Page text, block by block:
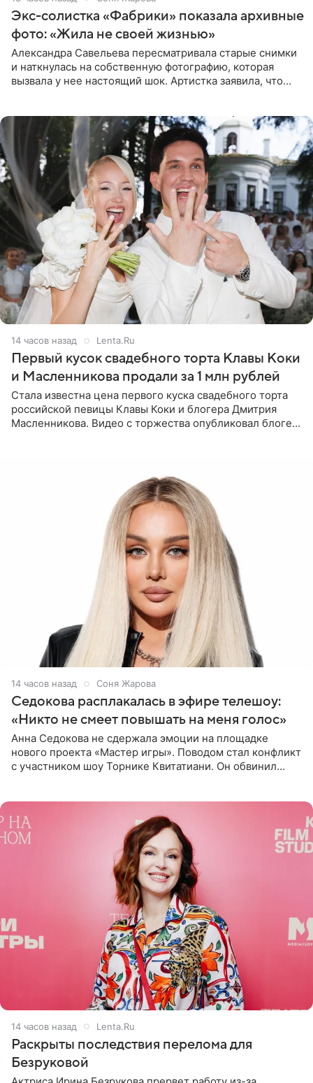
Экс-солистка «Фабрики» показала архивные
фото: «Жила не своей жизнью»
Александра Савельева пересматривала старые снимки
и наткнулась на собственную фотографию, которая
вызвала у нее настоящий шок. Артистка заявила, что
14 часов назад Lenta.Ru
Первый кусок свадебного торта Клавы Коки
и Масленникова продали за 1 млн рублей
Стала известна цена первого куска свадебного торта
российской певицы Клавы Коки и блогера Дмитрия
Масленникова. Видео с торжества опубликовал блогер
14 часов назад Соня Жарова
Седокова расплакалась в эфире телешоу:
«Никто не смеет повышать на меня голос»
Анна Седокова не сдержала эмоции на площадке
нового проекта «Мастер игры». Поводом стал конфликт
с участником шоу Торнике Квитатиани. Он обвинил
14 часов назад Lenta.Ru
Раскрыты последствия перелома для
Безруковой